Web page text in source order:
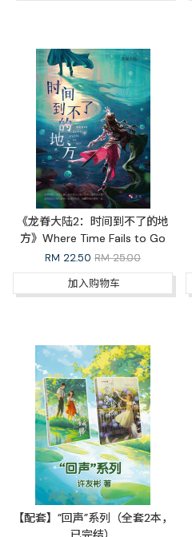
《龙脊大陆2：时间到不了的地
方》Where Time Fails to Go
RM 22.50 RM 25.00
加入购物车
【配套】“回声”系列（全套2本，